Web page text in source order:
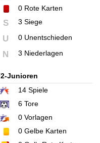
0Rote Karten
S 3 Siege
U 0 Unentschieden
N 3 Niederlagen
Junioren
14Spiele
6Tore
0Vorlagen
0Gelbe Karten